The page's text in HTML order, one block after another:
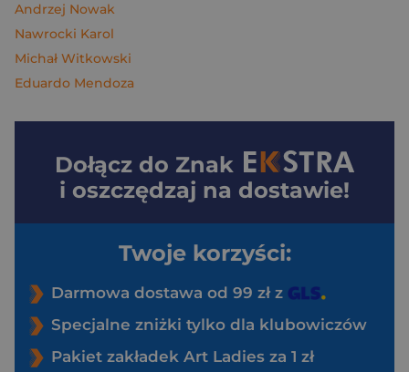
Andrzej Nowak
Nawrocki Karol
Michał Witkowski
Eduardo Mendoza
Dołącz do Znak
i oszczędzaj na dostawie!
Twoje korzyści:
Darmowa dostawa od 99 zł z
Specjalne zniżki tylko dla klubowiczów
Pakiet zakładek Art Ladies za 1 zł